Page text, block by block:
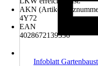
AKN
4Y72
EAN
4028672139336
Infoblatt